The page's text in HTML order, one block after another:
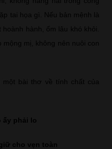
tai họa gì. Nếu bản mệnh là
hành, ốm lâu khó khỏi.
mị, không nên nuôi con
bài thơ về tính chất của
ấy phải lo
cho vẹn toàn